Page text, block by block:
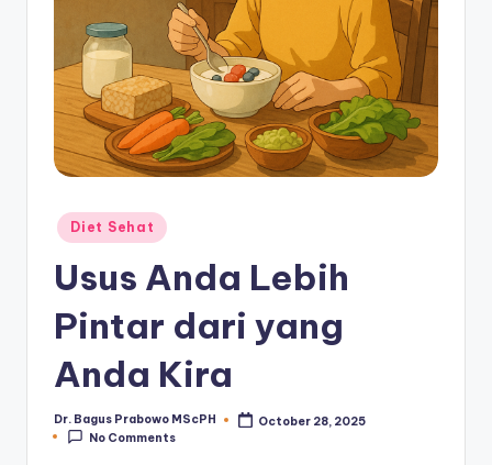
Posted
in
Diet Sehat
Usus Anda Lebih
Pintar dari yang
Anda Kira
Posted
by
Dr. Bagus Prabowo MScPH
October 28, 2025
No Comments